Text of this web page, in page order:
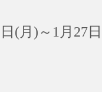
(月)～1月27